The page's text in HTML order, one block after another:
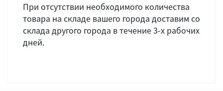
При отсутствии необходимого количества
товара на складе вашего города доставим со
склада другого города в течение 3-х рабочих
дней.